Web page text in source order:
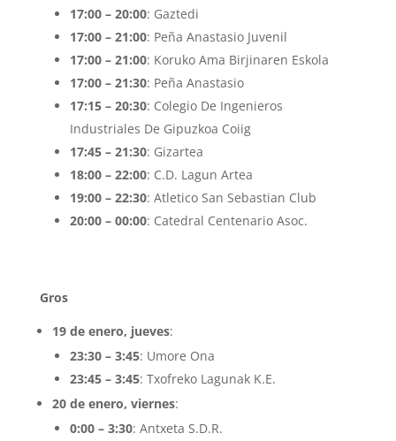
17:00 – 20:00: Gaztedi
17:00 – 21:00: Peña Anastasio Juvenil
17:00 – 21:00: Koruko Ama Birjinaren Eskola
17:00 – 21:30: Peña Anastasio
17:15 – 20:30: Colegio De Ingenieros
Industriales De Gipuzkoa Coiig
17:45 – 21:30: Gizartea
18:00 – 22:00: C.D. Lagun Artea
19:00 – 22:30: Atletico San Sebastian Club
20:00 – 00:00: Catedral Centenario Asoc.
Gros
19 de enero, jueves:
23:30 – 3:45: Umore Ona
23:45 – 3:45: Txofreko Lagunak K.E.
20 de enero, viernes:
0:00 – 3:30: Antxeta S.D.R.